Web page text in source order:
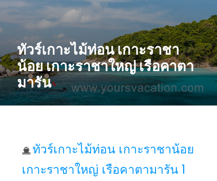
ทัวร์เกาะไม้ท่อน เกาะราชา
น้อย เกาะราชาใหญ่ เรือคาตา
มารัน
ทัวร์เกาะไม้ท่อน เกาะราชาน้อย
เกาะราชาใหญ่ เรือคาตามารัน 1